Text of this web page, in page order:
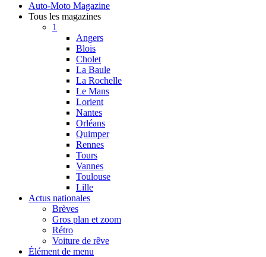
Auto-Moto Magazine
Tous les magazines
1
Angers
Blois
Cholet
La Baule
La Rochelle
Le Mans
Lorient
Nantes
Orléans
Quimper
Rennes
Tours
Vannes
Toulouse
Lille
Actus nationales
Brèves
Gros plan et zoom
Rétro
Voiture de rêve
Élément de menu